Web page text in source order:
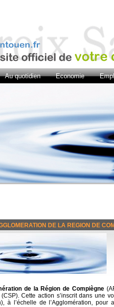
Au quotidien Economie
DE LA REGION DE
de la Région de Compiègne
Cette action s’inscrit dans une
à l’échelle de l’Agglomération, pour